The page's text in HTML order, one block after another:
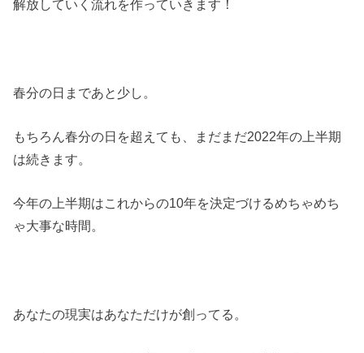
解放していく流れを作っていきます！
春分の日まであと少し。
もちろん春分の日を超えても、まだまだ2022年の上半期
は続きます。
今年の上半期はこれからの10年を決定づけるめちゃめち
ゃ大事な時間。
あなたの現実はあなただけが創ってる。